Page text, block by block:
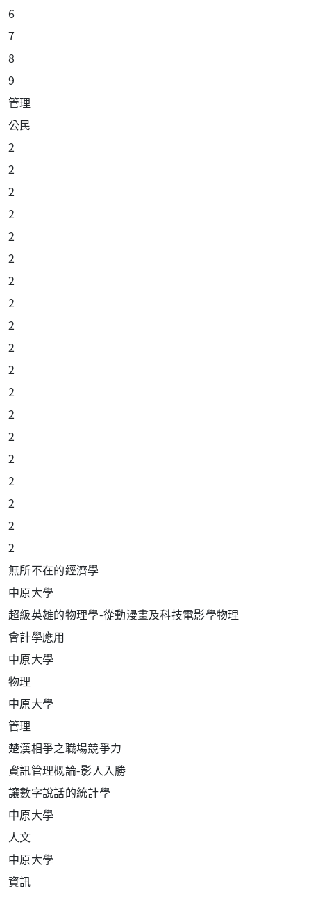
6
7
8
9
管理
公民
2
2
2
2
2
2
2
2
2
2
2
2
2
2
2
2
2
2
2
無所不在的經濟學
中原大學
超級英雄的物理學-從動漫畫及科技電影學物理
會計學應用
中原大學
物理
中原大學
管理
楚漢相爭之職場競爭力
資訊管理概論-影人入勝
讓數字說話的統計學
中原大學
人文
中原大學
資訊